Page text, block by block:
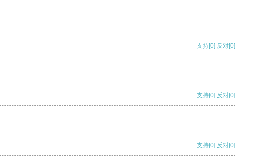
支持[0] 反对[0]
支持[0] 反对[0]
支持[0] 反对[0]